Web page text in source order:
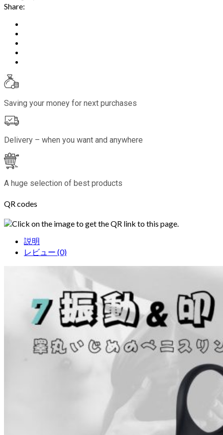
Share:
Saving your money for next purchases
Delivery – when you want and anywhere
A huge selection of best products
QR codes
Click on the image to get the QR link to this page.
説明
レビュー (0)